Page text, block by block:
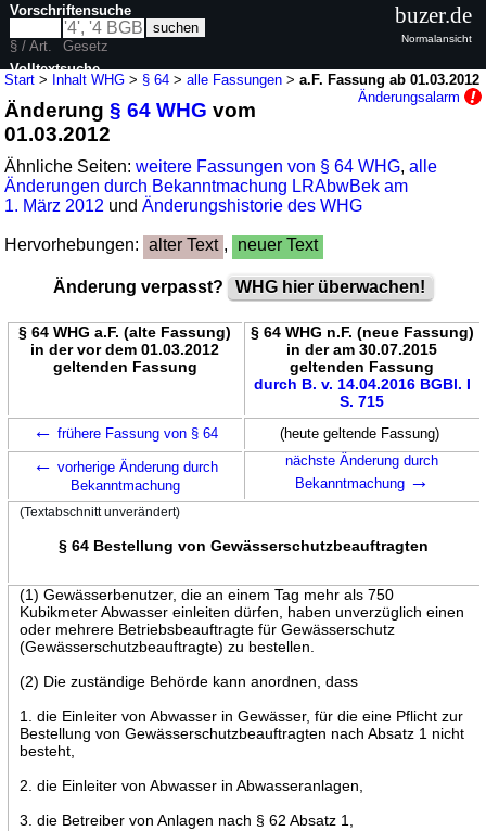
Start > Inhalt WHG > § 64 >alle Fassungen >a.F. Fassung ab 01.03.2012
Änderungsalarm
Änderung§ 64 WHG vom
01.03.2012
Ähnliche Seiten:weitere Fassungen von § 64 WHG,alle
Änderungen durch Bekanntmachung LRAbwBek am
1. März 2012 undÄnderungshistorie des WHG
Hervorhebungen: alter Text , neuer Text
Änderung verpasst? WHG hier überwachen!
§ 64 WHG a.F. (alte Fassung)
in der vor dem 01.03.2012
geltenden Fassung
§ 64 WHG n.F. (neue Fassung)
in der am 30.07.2015
geltenden Fassung
durch B. v. 14.04.2016 BGBl. I
S. 715
← frühere Fassung von § 64 (heute geltende Fassung)
← vorherige Änderung durch
Bekanntmachung
nächste Änderung durch
Bekanntmachung →
(Textabschnitt unverändert)
§ 64 Bestellung von Gewässerschutzbeauftragten
(1) Gewässerbenutzer, die an einem Tag mehr als 750
Kubikmeter Abwasser einleiten dürfen, haben unverzüglich einen
oder mehrere Betriebsbeauftragte für Gewässerschutz
(Gewässerschutzbeauftragte) zu bestellen.
(2) Die zuständige Behörde kann anordnen, dass
1. die Einleiter von Abwasser in Gewässer, für die eine Pflicht zur
Bestellung von Gewässerschutzbeauftragten nach Absatz 1 nicht
besteht,
2. die Einleiter von Abwasser in Abwasseranlagen,
3. die Betreiber von Anlagen nach § 62 Absatz 1,
Vorschriftensuche
§ / Art.
Gesetz
Volltextsuche
nur in WHG
buzer.de
Normalansicht